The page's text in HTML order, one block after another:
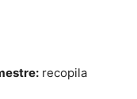
recopila